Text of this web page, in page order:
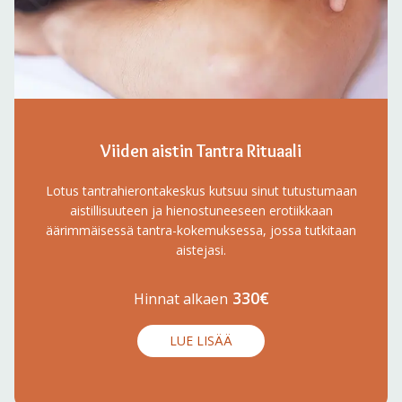
Viiden aistin Tantra Rituaali
Lotus tantrahierontakeskus kutsuu sinut tutustumaan
aistillisuuteen ja hienostuneeseen erotiikkaan
äärimmäisessä tantra-kokemuksessa, jossa tutkitaan
aistejasi.
Hinnat alkaen 330€
LUE LISÄÄ